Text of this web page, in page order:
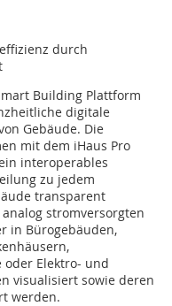
durch
Building Plattform
digitale
Gebäude. Die
mit dem iHaus Pro
interoperables
zu jedem
transparent
stromversorgten
in Bürogebäuden,
oder Elektro- und
visualisiert sowie deren
werden.